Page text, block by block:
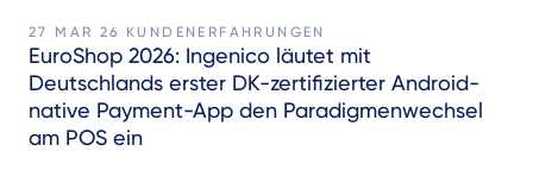
27 MAR 26 KUNDENERFAHRUNGEN
EuroShop 2026: Ingenico läutet mit
Deutschlands erster DK-zertifizierter Android-
native Payment-App den Paradigmenwechsel
am POS ein